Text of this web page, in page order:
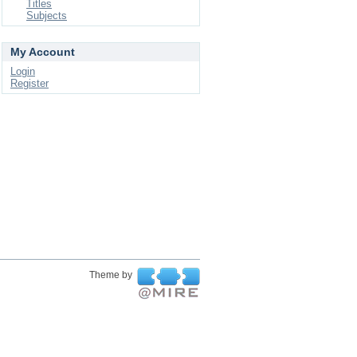
Titles
Subjects
My Account
Login
Register
Theme by